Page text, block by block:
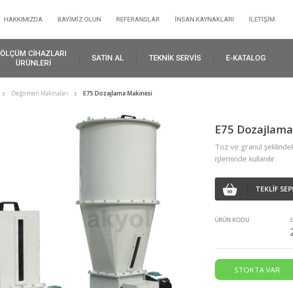
HAKKIMIZDA BAYİMİZ OLUN REFERANSLAR İNSAN KAYNAKLARI İLETİŞİM
ÖLÇÜM CİHAZLARI
ÜRÜNLERİ
SATIN AL TEKNİK SERVİS E-KATALOG
Değirmen Makinaları E75 Dozajlama Makinesi
E75
Toz ve granül
işleminde kullanılır.
TEKLİF
ÜRÜN KODU
STOKTA VAR